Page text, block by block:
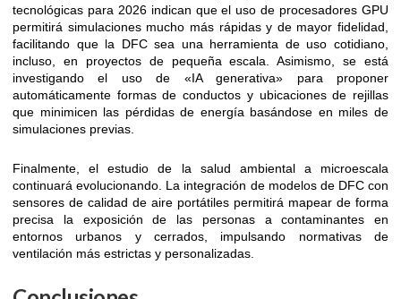
tecnológicas para 2026 indican que el uso de procesadores GPU
permitirá simulaciones mucho más rápidas y de mayor fidelidad,
facilitando que la DFC sea una herramienta de uso cotidiano,
incluso, en proyectos de pequeña escala. Asimismo, se está
investigando el uso de «IA generativa» para proponer
automáticamente formas de conductos y ubicaciones de rejillas
que minimicen las pérdidas de energía basándose en miles de
simulaciones previas.
Finalmente, el estudio de la salud ambiental a microescala
continuará evolucionando. La integración de modelos de DFC con
sensores de calidad de aire portátiles permitirá mapear de forma
precisa la exposición de las personas a contaminantes en
entornos urbanos y cerrados, impulsando normativas de
ventilación más estrictas y personalizadas.